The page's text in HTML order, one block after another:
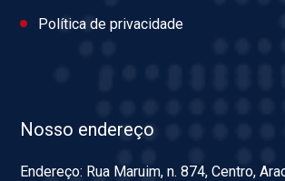
Política de privacidade
Nosso endereço
Endereço: Rua Maruim, n. 874, Centro,